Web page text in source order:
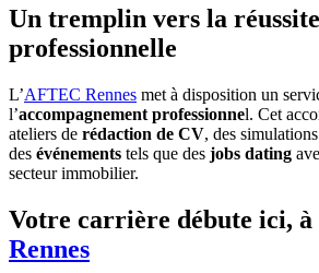
Un tremplin vers la réussite
professionnelle
L’AFTEC Rennes met à disposition un
l’accompagnement professionnel. Cet
ateliers de rédaction de CV, des
des événements tels que des jobs dating
secteur immobilier.
Votre carrière débute ici, à
Rennes